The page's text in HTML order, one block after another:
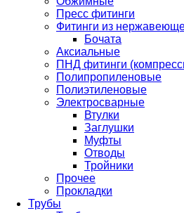
Пресс фитинги
Фитинги из
Бочата
Аксиальные
ПНД фитинги
Полипропиленовые
Полиэтиленовые
Электросварные
Втулки
Заглушки
Муфты
Отводы
Тройники
Прочее
Прокладки
Трубы